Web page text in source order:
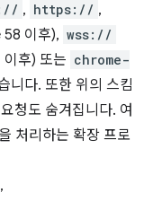
, https:// ,
이후), wss://
후) 또는 chrome-
니다. 또한 위의 스킴
청도 숨겨집니다. 여
처리하는 확장 프로
,